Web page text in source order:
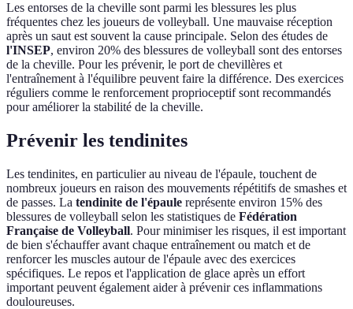
Les entorses de la cheville sont parmi les blessures les plus
fréquentes chez les joueurs de volleyball. Une mauvaise réception
après un saut est souvent la cause principale. Selon des études de
l'INSEP, environ 20% des blessures de volleyball sont des entorses
de la cheville. Pour les prévenir, le port de chevillères et
l'entraînement à l'équilibre peuvent faire la différence. Des exercices
réguliers comme le renforcement proprioceptif sont recommandés
pour améliorer la stabilité de la cheville.
Prévenir les tendinites
Les tendinites, en particulier au niveau de l'épaule, touchent de
nombreux joueurs en raison des mouvements répétitifs de smashes et
de passes. La tendinite de l'épaule représente environ 15% des
blessures de volleyball selon les statistiques de Fédération
Française de Volleyball. Pour minimiser les risques, il est important
de bien s'échauffer avant chaque entraînement ou match et de
renforcer les muscles autour de l'épaule avec des exercices
spécifiques. Le repos et l'application de glace après un effort
important peuvent également aider à prévenir ces inflammations
douloureuses.